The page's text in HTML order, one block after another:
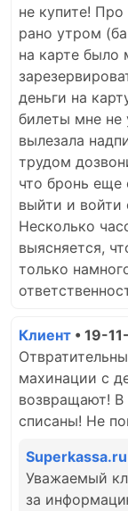
не купите!
рано утром
на карте было
деньги на
билеты мне не
вылезала
трудом
что бронь еще
выйти и войти
Несколько
выясняется,
только
Клиент • 19-
махинации с
возвращают! В
списаны! Не
Superkassa.ru
Уважаемый
за